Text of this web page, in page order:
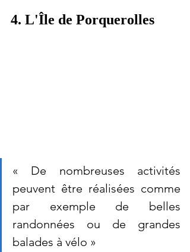
4. L'Île de Porquerolles
« De nombreuses activités
peuvent être réalisées comme
par exemple de belles
randonnées ou de grandes
balades à vélo »